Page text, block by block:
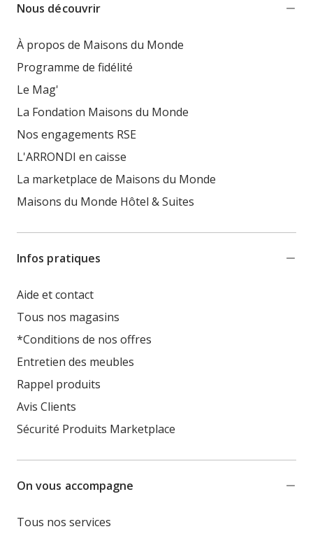
Nous découvrir
À propos de Maisons du Monde
Programme de fidélité
Le Mag'
La Fondation Maisons du Monde
Nos engagements RSE
L'ARRONDI en caisse
La marketplace de Maisons du Monde
Maisons du Monde Hôtel & Suites
Infos pratiques
Aide et contact
Tous nos magasins
*Conditions de nos offres
Entretien des meubles
Rappel produits
Avis Clients
Sécurité Produits Marketplace
On vous accompagne
Tous nos services